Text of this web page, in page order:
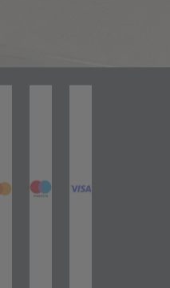
in neuem Tab)
(öffnet in neuem Tab)
(öffnet in neuem Tab)